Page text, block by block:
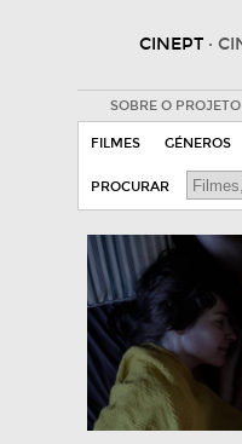
CINEPT ·
SOBRE O PROJETO
FILMES GÉNEROS
PROCURAR